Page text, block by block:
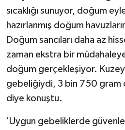
sıcaklığı sunuyor, doğum
hazırlanmış doğum
Doğum sancıları daha az
zaman ekstra bir
doğum gerçekleşiyor.
gebeliğiydi, 3 bin 750 gram
diye konuştu.
'Uygun gebeliklerde